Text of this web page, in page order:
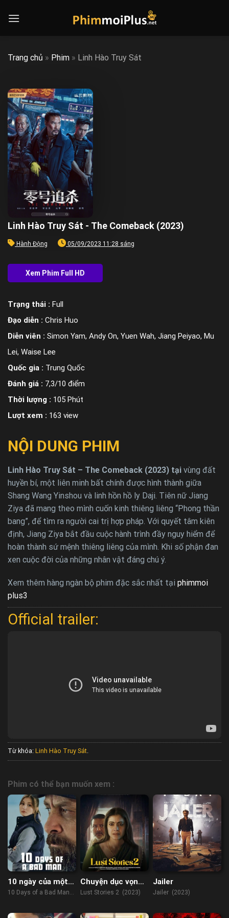
Trang chủ » Phim » Linh Hào Truy Sát
Linh Hào Truy Sát - The Comeback (2023)
Hành Động 05/09/2023 11:28 sáng
Trạng thái : Full
Đạo diễn : Chris Huo
Diễn viên : Simon Yam, Andy On, Yuen Wah, Jiang Peiyao, Mu
Lei, Waise Lee
Quốc gia : Trung Quốc
Đánh giá : 7,3/10 điểm
Thời lượng : 105 Phút
Lượt xem : 163 view
NỘI DUNG PHIM
Linh Hào Truy Sát – The Comeback (2023) tại vùng đất
huyền bí, một liên minh bất chính được hình thành giữa
Shang Wang Yinshou và linh hồn hồ ly Daji. Tiên nữ Jiang
Ziya đã mang theo mình cuốn kinh thiêng liêng “Phong thần
bang”, để tìm ra người cai trị hợp pháp. Với quyết tâm kiên
định, Jiang Ziya bắt đầu cuộc hành trình đầy nguy hiểm để
hoàn thành sứ mệnh thiêng liêng của mình. Khi số phận đan
xen cuộc đời của những nhân vật đáng chú ý.
Xem thêm hàng ngàn bộ phim đặc sắc nhất tại phimmoi
plus3
Official trailer:
Từ khóa: Linh Hào Truy Sát.
Phim có thể bạn muốn xem :
10 ngày của một
kẻ xấu
10 Days of a Bad Man
Chuyện dục vọng
2
Lust Stories 2 (2023)
Jailer
Jailer (2023)